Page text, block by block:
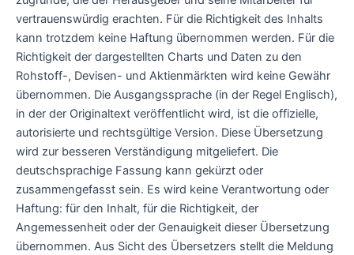
vertrauenswürdig erachten. Für die Richtigkeit des Inhalts
kann trotzdem keine Haftung übernommen werden. Für die
Richtigkeit der dargestellten Charts und Daten zu den
Rohstoff-, Devisen- und Aktienmärkten wird keine Gewähr
übernommen. Die Ausgangssprache (in der Regel Englisch),
in der der Originaltext veröffentlicht wird, ist die offizielle,
autorisierte und rechtsgültige Version. Diese Übersetzung
wird zur besseren Verständigung mitgeliefert. Die
deutschsprachige Fassung kann gekürzt oder
zusammengefasst sein. Es wird keine Verantwortung oder
Haftung: für den Inhalt, für die Richtigkeit, der
Angemessenheit oder der Genauigkeit dieser Übersetzung
übernommen. Aus Sicht des Übersetzers stellt die Meldung